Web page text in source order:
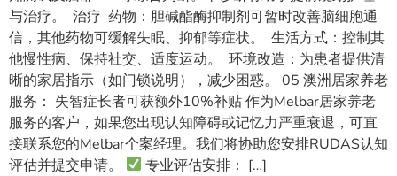
与治疗。 治疗 药物：胆碱酯酶抑制剂可暂时改善脑细胞通
信，其他药物可缓解失眠、抑郁等症状。 生活方式：控制其
他慢性病、保持社交、适度运动。 环境改造：为患者提供清
晰的家居指示（如门锁说明），减少困惑。 05 澳洲居家养老
服务： 失智症长者可获额外10%补贴 作为Melbar居家养老
服务的客户，如果您出现认知障碍或记忆力严重衰退，可直
接联系您的Melbar个案经理。我们将协助您安排RUDAS认知
评估并提交申请。
专业评估安排： […]